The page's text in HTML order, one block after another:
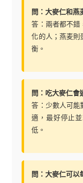
問：大麥仁和燕
答：兩者都不錯
化的人；燕麦則
衡。
問：吃大麥仁會
答：少數人可能
適，最好停止
低。
問：大麥仁可以